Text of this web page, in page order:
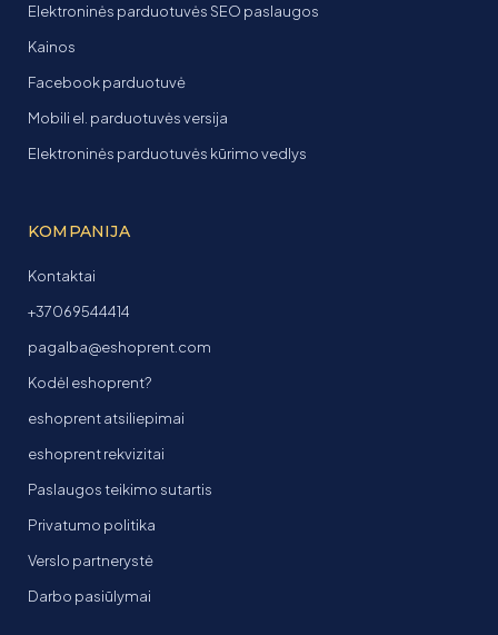
Elektroninės parduotuvės SEO paslaugos
Kainos
Facebook parduotuvė
Mobili el. parduotuvės versija
Elektroninės parduotuvės kūrimo vedlys
KOMPANIJA
Kontaktai
+37069544414
pagalba@eshoprent.com
Kodėl eshoprent?
eshoprent atsiliepimai
eshoprent rekvizitai
Paslaugos teikimo sutartis
Privatumo politika
Verslo partnerystė
Darbo pasiūlymai